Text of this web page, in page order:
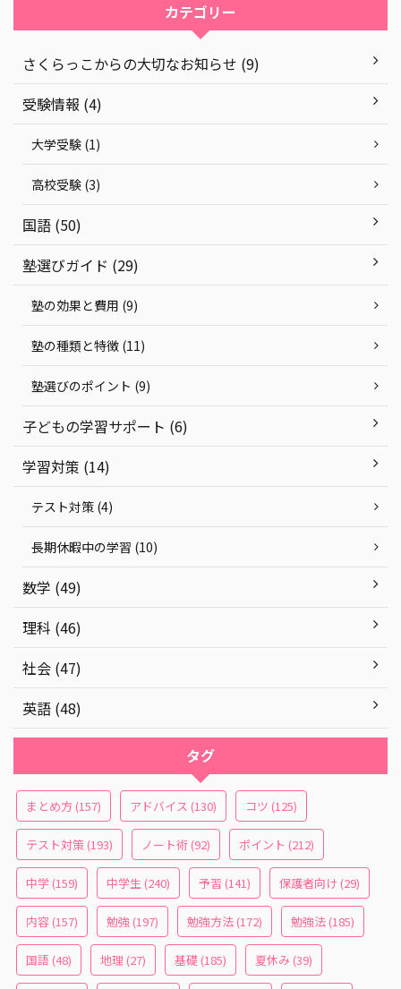
カテゴリー
さくらっこからの大切なお知らせ (9)
受験情報 (4)
大学受験 (1)
高校受験 (3)
国語 (50)
塾選びガイド (29)
塾の効果と費用 (9)
塾の種類と特徴 (11)
塾選びのポイント (9)
子どもの学習サポート (6)
学習対策 (14)
テスト対策 (4)
長期休暇中の学習 (10)
数学 (49)
理科 (46)
社会 (47)
英語 (48)
タグ
まとめ方(157) アドバイス (130) コツ (125)
テスト対策(193) ノート術(92) ポイント (212)
中学(159) 中学生(240) 予習 (141) 保護者向け (29)
内容(157) 勉強(197) 勉強方法(172) 勉強法(185)
国語 (48) 地理(27) 基礎(185) 夏休み (39)